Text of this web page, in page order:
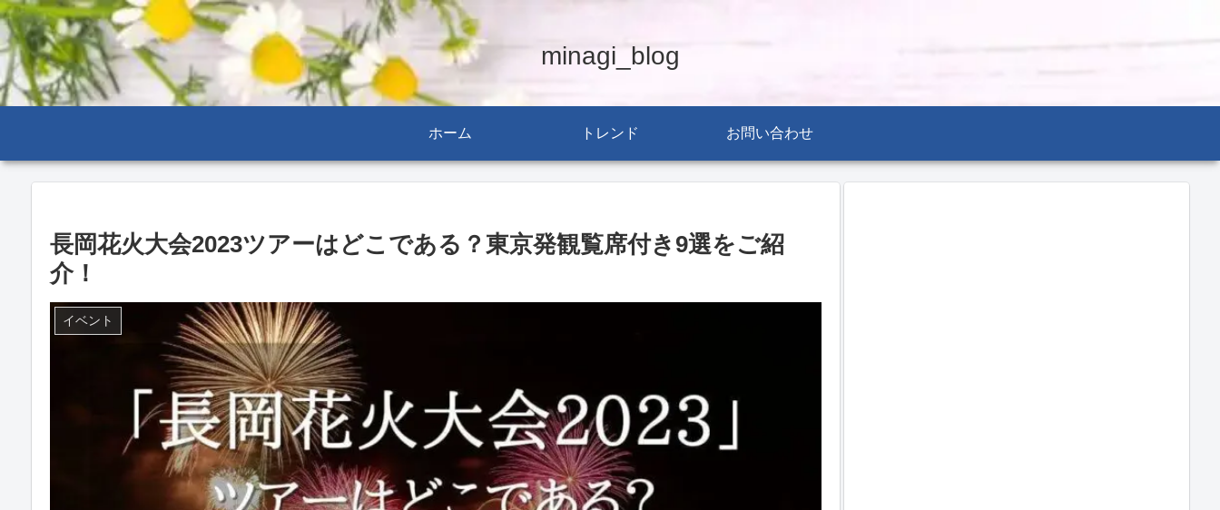
minagi_blog
ホーム トレンド お問い合わせ
長岡花火大会2023ツアーはどこである？東京発観覧席付き9選をご紹
介！
イベント